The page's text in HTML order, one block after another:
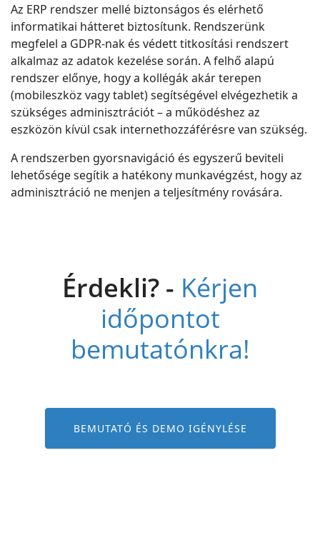
Az ERP rendszer mellé biztonságos és elérhető
informatikai hátteret biztosítunk. Rendszerünk
megfelel a GDPR-nak és védett titkosítási rendszert
alkalmaz az adatok kezelése során. A felhő alapú
rendszer előnye, hogy a kollégák akár terepen
(mobileszköz vagy tablet) segítségével elvégezhetik a
szükséges adminisztrációt – a működéshez az
eszközön kívül csak internethozzáférésre van szükség.
A rendszerben gyorsnavigáció és egyszerű beviteli
lehetősége segítik a hatékony munkavégzést, hogy az
adminisztráció ne menjen a teljesítmény rovására.
Érdekli? - Kérjen
időpontot
bemutatónkra!
BEMUTATÓ ÉS DEMO IGÉNYLÉSE